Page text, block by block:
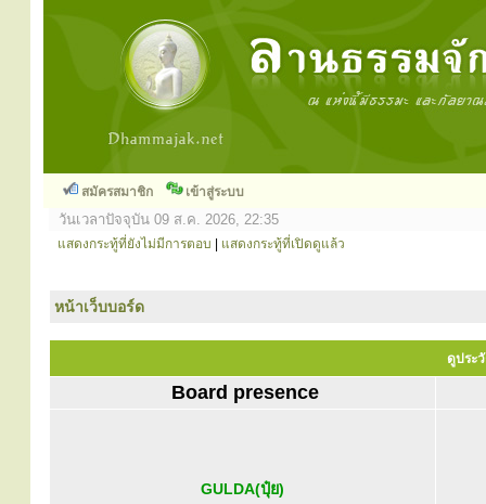
สมัครสมาชิก เข้าสู่ระบบ
วันเวลาปัจจุบัน 09 ส.ค. 2026, 22:35
แสดงกระทู้ที่ยังไม่มีการตอบ แสดงกระทู้ที่เปิดดูแล้ว
หน้าเว็บบอร์ด
ดูประ
Board presence
GULDA(ปุ๋ย)